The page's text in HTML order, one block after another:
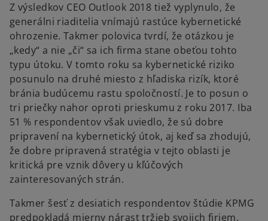
Z výsledkov CEO Outlook 2018 tiež vyplynulo, že
generálni riaditelia vnímajú rastúce kybernetické
ohrozenie. Takmer polovica tvrdí, že otázkou je
„kedy“ a nie „či“ sa ich firma stane obeťou tohto
typu útoku. V tomto roku sa kybernetické riziko
posunulo na druhé miesto z hľadiska rizík, ktoré
bránia budúcemu rastu spoločností. Je to posun o
tri priečky nahor oproti prieskumu z roku 2017. Iba
51 % respondentov však uviedlo, že sú dobre
pripravení na kybernetický útok, aj keď sa zhodujú,
že dobre pripravená stratégia v tejto oblasti je
kritická pre vznik dôvery u kľúčových
zainteresovaných strán.
Takmer šesť z desiatich respondentov štúdie KPMG
predpokladá mierny nárast tržieb svojich firiem.